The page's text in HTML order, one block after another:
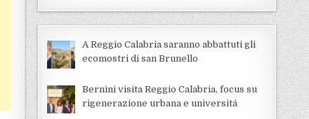
A Reggio Calabria saranno abbattuti gli
ecomostri di san Brunello
Bernini visita Reggio Calabria, focus su
rigenerazione urbana e universitá